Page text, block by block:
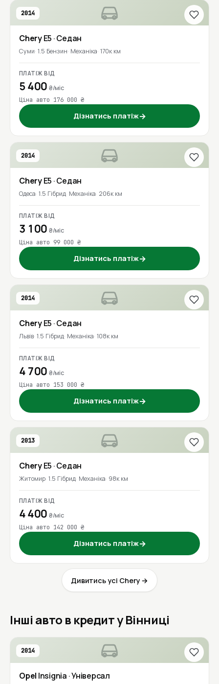
2014
CheryE5 · Седан
Суми 1.5 Бензин Механіка 170к км
ПЛАТІЖ ВІД
5 400₴/міс
Ціна авто 176 000 ₴
Дізнатись платіж→
2014
CheryE5 · Седан
Одеса 1.5 Гібрид Механіка 206к км
ПЛАТІЖ ВІД
3 100₴/міс
Ціна авто 99 000 ₴
Дізнатись платіж→
2014
CheryE5 · Седан
Львів 1.5 Гібрид Механіка 108к км
ПЛАТІЖ ВІД
4 700₴/міс
Ціна авто 153 000 ₴
Дізнатись платіж→
2013
CheryE5 · Седан
Житомир 1.5 Гібрид Механіка 98к км
ПЛАТІЖ ВІД
4 400₴/міс
Ціна авто 142 000 ₴
Дізнатись платіж→
Дивитись усі Chery →
Інші авто в кредит у Вінниці
2014
Opel Insignia · Універсал